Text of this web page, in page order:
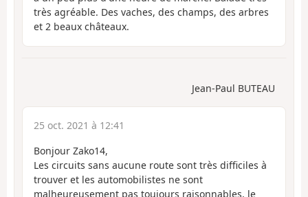
très agréable. Des vaches, des champs, des arbres
et 2 beaux châteaux.
Jean-Paul BUTEAU
25 oct. 2021 à 12:41
Bonjour Zako14,
Les circuits sans aucune route sont très difficiles à
trouver et les automobilistes ne sont
malheureusement pas toujours raisonnables, le